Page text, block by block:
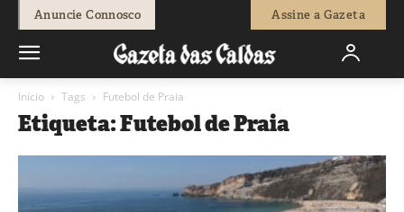
Anuncie Connosco Assine a Gazeta
Início Tags Futebol de Praia
Etiqueta: Futebol de Praia